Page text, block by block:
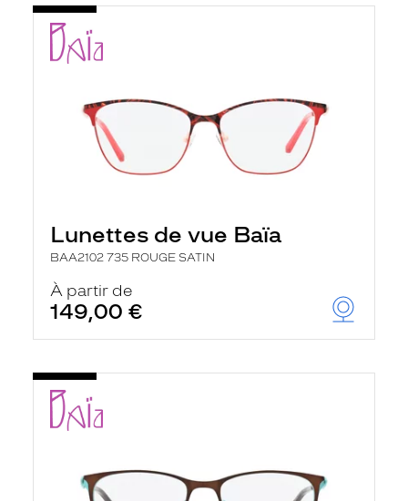
Lunettes de vue Baïa
BAA2102 735 ROUGE SATIN
À partir de
149,00 €